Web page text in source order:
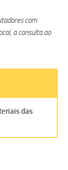
com
a consulta ao
das